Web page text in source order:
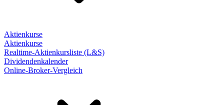
Aktienkurse
Aktienkurse
Realtime-Aktienkursliste (L&S)
Dividendenkalender
Online-Broker-Vergleich